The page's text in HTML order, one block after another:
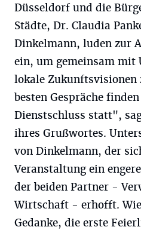
Düsseldorf und die
Städte, Dr. Claudia
Dinkelmann, luden zur
ein, um gemeinsam mit
lokale Zukunftsvisionen
besten Gespräche
Dienstschluss statt",
ihres Grußwortes.
von Dinkelmann, der
Veranstaltung ein
der beiden Partner -
Wirtschaft - erhofft.
Gedanke, die erste